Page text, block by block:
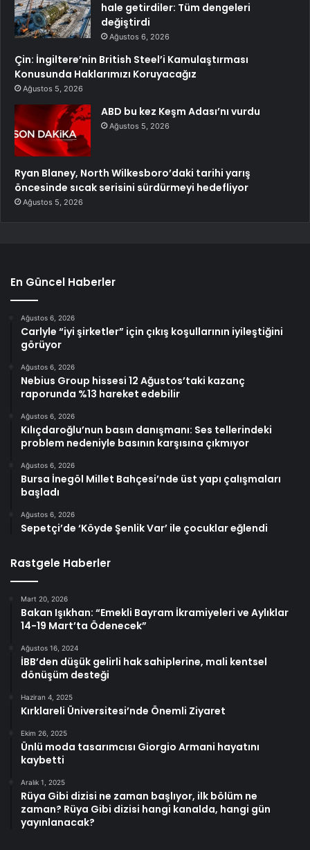
hale getirdiler: Tüm dengeleri
değiştirdi
Ağustos 6, 2026
Çin: İngiltere’nin British Steel’i Kamulaştırması
Konusunda Haklarımızı Koruyacağız
Ağustos 5, 2026
ABD bu kez Keşm Adası’nı vurdu
Ağustos 5, 2026
Ryan Blaney, North Wilkesboro’daki tarihi yarış
öncesinde sıcak serisini sürdürmeyi hedefliyor
Ağustos 5, 2026
En Güncel Haberler
Ağustos 6, 2026
Carlyle “iyi şirketler” için çıkış koşullarının iyileştiğini
görüyor
Ağustos 6, 2026
Nebius Group hissesi 12 Ağustos’taki kazanç
raporunda %13 hareket edebilir
Ağustos 6, 2026
Kılıçdaroğlu’nun basın danışmanı: Ses tellerindeki
problem nedeniyle basının karşısına çıkmıyor
Ağustos 6, 2026
Bursa İnegöl Millet Bahçesi’nde üst yapı çalışmaları
başladı
Ağustos 6, 2026
Sepetçi’de ‘Köyde Şenlik Var’ ile çocuklar eğlendi
Rastgele Haberler
Mart 20, 2026
Bakan Işıkhan: “Emekli Bayram İkramiyeleri ve Aylıklar
14-19 Mart’ta Ödenecek”
Ağustos 16, 2024
İBB’den düşük gelirli hak sahiplerine, mali kentsel
dönüşüm desteği
Haziran 4, 2025
Kırklareli Üniversitesi’nde Önemli Ziyaret
Ekim 26, 2025
Ünlü moda tasarımcısı Giorgio Armani hayatını
kaybetti
Aralık 1, 2025
Rüya Gibi dizisi ne zaman başlıyor, ilk bölüm ne
zaman? Rüya Gibi dizisi hangi kanalda, hangi gün
yayınlanacak?